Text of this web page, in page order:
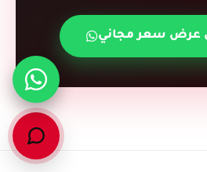
عرض سعر مجاني